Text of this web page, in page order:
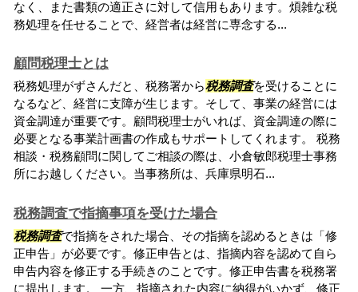
なく、また書類の適正さに対して信用もあります。煩雑な税
務処理を任せることで、経営者は経営に専念する...
顧問税理士とは
税務処理がずさんだと、税務署から税務調査を受けることに
なるなど、経営に支障が生じます。そして、事業の経営には
資金調達が重要です。顧問税理士がいれば、資金調達の際に
必要となる事業計画書の作成もサポートしてくれます。 税務
相談・税務顧問に関してご相談の際は、小倉敏郎税理士事務
所にお越しください。当事務所は、兵庫県明石...
税務調査で指摘事項を受けた場合
税務調査で指摘をされた場合、その指摘を認めるときは「修
正申告」が必要です。修正申告とは、指摘内容を認めて自ら
申告内容を修正する手続きのことです。修正申告書を税務署
に提出します。 一方、指摘された内容に納得がいかず、修正